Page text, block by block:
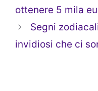
ottenere 5 mila
Segni
invidiosi che ci